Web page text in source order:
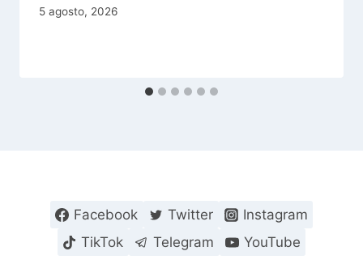
5 agosto, 2026
Facebook Twitter
Instagram
TikTok
Telegram YouTube